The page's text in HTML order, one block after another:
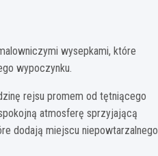
wysepkami, które
wypoczynku.
rejsu promem od tętniącego
atmosferę sprzyjającą
dodają miejscu niepowtarzalnego